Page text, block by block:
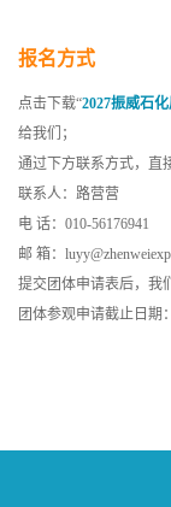
报名方式
点击下载“2027振威石
给我们；
通过下方联系方式，直
联系人：路营营
电 话：010-56176941
邮 箱：
提交团体申请表后，我
团体参观申请截止日期